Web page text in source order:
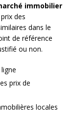
immobilier
des
dans le
de référence
ou non.
prix de
locales